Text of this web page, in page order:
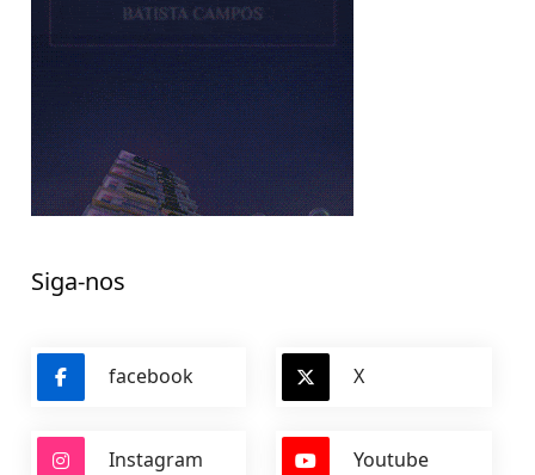
Siga-nos
facebook X
Instagram Youtube